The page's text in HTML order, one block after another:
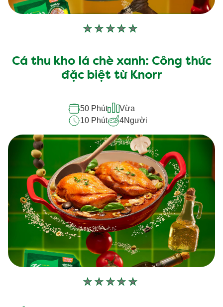
Không
xếp
hạng
gửi
cho
recipe
này
Cá thu kho lá chè xanh: Công thức
đặc biệt từ Knorr
50 Phút
Vừa
10 Phút
4Người
Không